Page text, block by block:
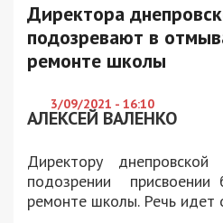
Директора
подозревают в
ремонте школы
3/09/2021 - 16:10
АЛЕКСЕЙ ВАЛЕНКО
Директору
подозрении
ремонте школы. Речь идет